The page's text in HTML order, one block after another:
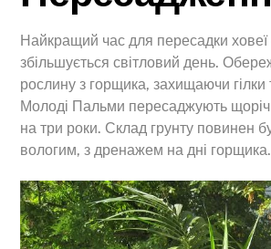
Найкращий час для пересадки ховеї
збільшується світловий день.
рослину з горщика, захищаючи гілки
Молоді Пальми пересаджують
на три роки. Склад грунту повинен
вологим, з дренажем на дні горщика.